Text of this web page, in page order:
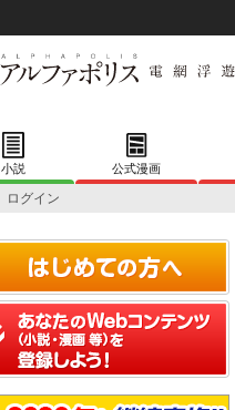
小説 公式漫画
ログイン